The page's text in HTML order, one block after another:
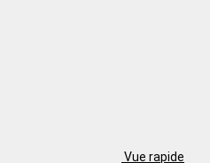
Vue rapide